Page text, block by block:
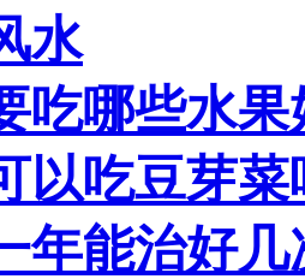
水
吃哪些水果
以吃豆芽菜
年能治好几